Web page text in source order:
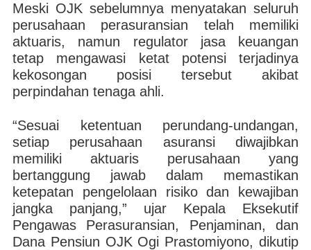
Meski OJK sebelumnya menyatakan seluruh
perusahaan perasuransian telah memiliki
aktuaris, namun regulator jasa keuangan
tetap mengawasi ketat potensi terjadinya
kekosongan posisi tersebut akibat
perpindahan tenaga ahli.
“Sesuai ketentuan perundang-undangan,
setiap perusahaan asuransi diwajibkan
memiliki aktuaris perusahaan yang
bertanggung jawab dalam memastikan
ketepatan pengelolaan risiko dan kewajiban
jangka panjang,” ujar Kepala Eksekutif
Pengawas Perasuransian, Penjaminan, dan
Dana Pensiun OJK Ogi Prastomiyono, dikutip